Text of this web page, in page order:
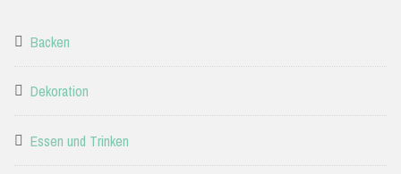
Backen
Dekoration
Essen und Trinken